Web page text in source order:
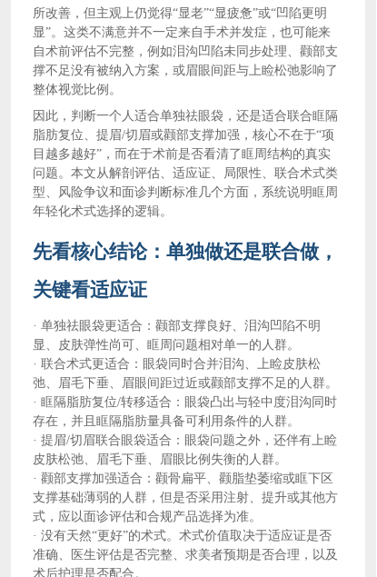
所改善，但主观上仍觉得“显老”“显疲惫”或“凹陷更明
显”。这类不满意并不一定来自手术并发症，也可能来
自术前评估不完整，例如泪沟凹陷未同步处理、颧部支
撑不足没有被纳入方案，或眉眼间距与上睑松弛影响了
整体视觉比例。
因此，判断一个人适合单独祛眼袋，还是适合联合眶隔
脂肪复位、提眉/切眉或颧部支撑加强，核心不在于“项
目越多越好”，而在于术前是否看清了眶周结构的真实
问题。本文从解剖评估、适应证、局限性、联合术式类
型、风险争议和面诊判断标准几个方面，系统说明眶周
年轻化术式选择的逻辑。
先看核心结论：单独做还是联合做，
关键看适应证
·单独祛眼袋更适合：颧部支撑良好、泪沟凹陷不明
显、皮肤弹性尚可、眶周问题相对单一的人群。
·联合术式更适合：眼袋同时合并泪沟、上睑皮肤松
弛、眉毛下垂、眉眼间距过近或颧部支撑不足的人群。
·眶隔脂肪复位/转移适合：眼袋凸出与轻中度泪沟同时
存在，并且眶隔脂肪量具备可利用条件的人群。
·提眉/切眉联合眼袋适合：眼袋问题之外，还伴有上睑
皮肤松弛、眉毛下垂、眉眼比例失衡的人群。
·颧部支撑加强适合：颧骨扁平、颧脂垫萎缩或眶下区
支撑基础薄弱的人群，但是否采用注射、提升或其他方
式，应以面诊评估和合规产品选择为准。
·没有天然“更好”的术式。术式价值取决于适应证是否
准确、医生评估是否完整、求美者预期是否合理，以及
术后护理是否配合。